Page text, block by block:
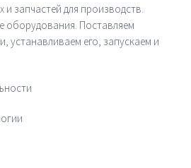
запчастей для производств.
оборудования. Поставляем
устанавливаем его, запускаем и